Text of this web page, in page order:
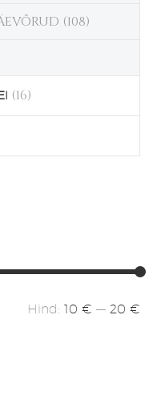
(108)
(16)
Hind: 10 € — 20 €